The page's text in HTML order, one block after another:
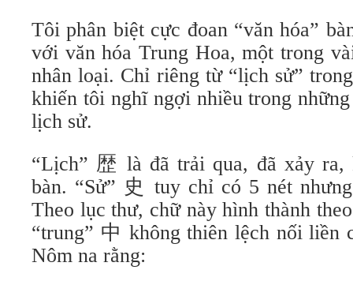
Tôi phân biệt cực đoan “văn hóa”
với văn hóa Trung Hoa, một trong
nhân loại. Chỉ riêng từ “lịch sử”
khiến tôi nghĩ ngợi nhiều trong
lịch sử.
“Lịch” 歴 là đã trải qua, đã xảy ra,
bàn. “Sử” 史 tuy chỉ có 5 nét
Theo lục thư, chữ này hình thành
“trung” 中 không thiên lệch nối liền
Nôm na rằng: